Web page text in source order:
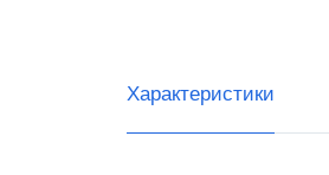
Характеристики